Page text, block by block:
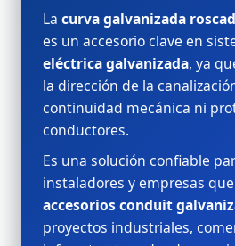
La curva galvanizada
es un accesorio clave en
eléctrica galvanizada, ya
la dirección de la
continuidad mecánica ni
conductores.
Es una solución confiable
instaladores y empresas
accesorios conduit
proyectos industriales,